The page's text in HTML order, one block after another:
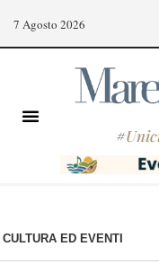
7 Agosto 2026
#
CULTURA ED EVENTI